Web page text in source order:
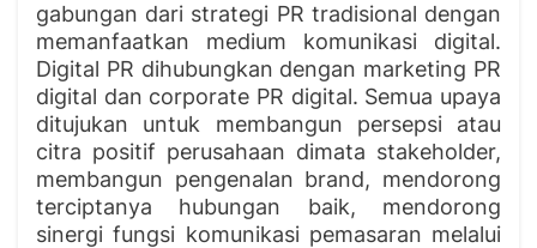
gabungan dari strategi PR tradisional dengan
memanfaatkan medium komunikasi digital.
Digital PR dihubungkan dengan marketing PR
digital dan corporate PR digital. Semua upaya
ditujukan untuk membangun persepsi atau
citra positif perusahaan dimata stakeholder,
membangun pengenalan brand, mendorong
terciptanya hubungan baik, mendorong
sinergi fungsi komunikasi pemasaran melalui